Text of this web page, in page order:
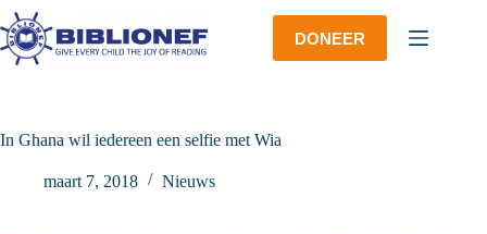
Ga
naar
de
inhoud
DONEER
In Ghana wil iedereen een selfie met Wia
maart 7, 2018 Nieuws